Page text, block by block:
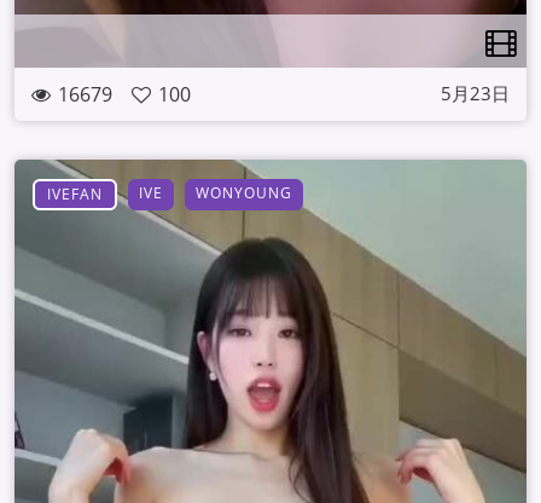
16679 100 5月23日
IVEFAN IVE WONYOUNG